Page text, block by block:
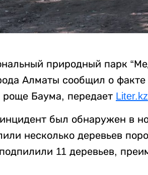
природный парк
Алматы сообщил о факте
роще Баума, передает Liter.kz
был обнаружен в
несколько деревьев
11 деревьев,